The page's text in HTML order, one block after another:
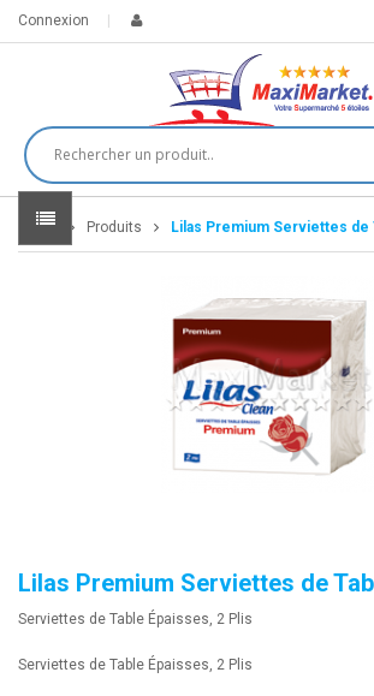
Connexion
Home Produits Lilas Premium Serviettes de
Lilas Premium Serviettes de
Serviettes de Table Épaisses, 2 Plis
Serviettes de Table Épaisses, 2 Plis